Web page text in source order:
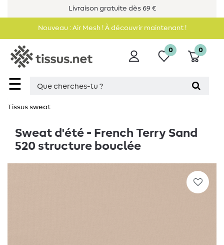
Livraison gratuite dès 69 €
Nouveau : Air Mesh ! À découvrir maintenant !
☰
0 0
Tissus sweat
Sweat d'été - French Terry Sand
520 structure bouclée